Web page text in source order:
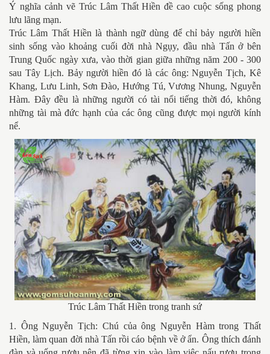
Ý nghĩa cảnh vẽ Trúc Lâm Thất Hiền đề cao cuộc sống phong
lưu lãng mạn.
Trúc Lâm Thất Hiền là thành ngữ dùng để chỉ bảy người hiền
sinh sống vào khoảng cuối đời nhà Ngụy, đầu nhà Tấn ở bên
Trung Quốc ngày xưa, vào thời gian giữa những năm 200 - 300
sau Tây Lịch. Bảy người hiền đó là các ông: Nguyễn Tịch, Kê
Khang, Lưu Linh, Sơn Đào, Hướng Tú, Vương Nhung, Nguyễn
Hàm. Đây đều là những người có tài nổi tiếng thời đó, không
những tài mà đức hạnh của các ông cũng được mọi người kính
nể.
Trúc Lâm Thất Hiền trong tranh sứ
1. Ông Nguyễn Tịch: Chú của ông Nguyễn Hàm trong Thất
Hiền, làm quan đời nhà Tấn rồi cáo bệnh về ở ẩn. Ông thích đánh